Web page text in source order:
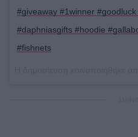
#giveaway #1winner
#daphniasgifts #hoodie
#fishnets